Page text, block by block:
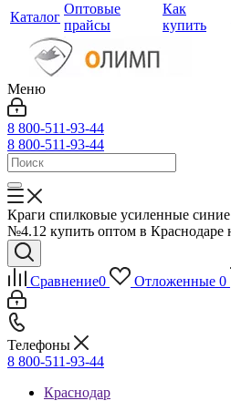
Каталог
Оптовые
прайсы
Как
купить
Меню
8 800-511-93-44
8 800-511-93-44
Краги спилковые усиленные
№4.12 купить оптом в Краснодаре
Сравнение0 Отложенные 0
Телефоны
8 800-511-93-44
Краснодар